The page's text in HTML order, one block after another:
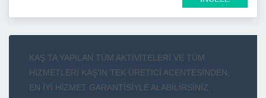
KAŞ TA YAPILAN TÜM AKTİVİTELERİ VE TÜM
HİZMETLERİ KAŞ’IN TEK ÜRETİCİ ACENTESİNDEN,
EN İYİ HİZMET GARANTİSİYLE ALABİLİRSİNİZ.